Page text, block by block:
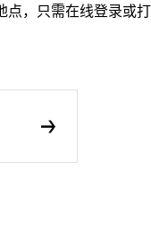
点，只需在线登录或